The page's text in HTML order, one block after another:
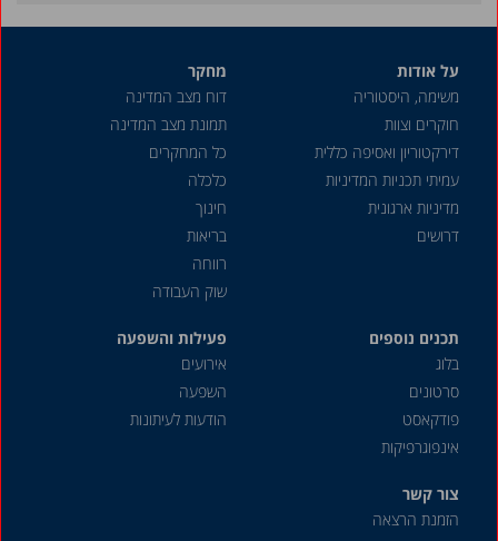
על אודות
משימה, היסטוריה
חוקרים וצוות
דירקטוריון ואסיפה כללית
עמיתי תכניות המדיניות
מדיניות ארגונית
דרושים
מחקר
דוח מצב המדינה
תמונת מצב המדינה
כל המחקרים
כלכלה
חינוך
בריאות
רווחה
שוק העבודה
תכנים נוספים
בלוג
סרטונים
פודקאסט
אינפוגרפיקות
פעילות והשפעה
אירועים
השפעה
הודעות לעיתונות
צור קשר
הזמנת הרצאה